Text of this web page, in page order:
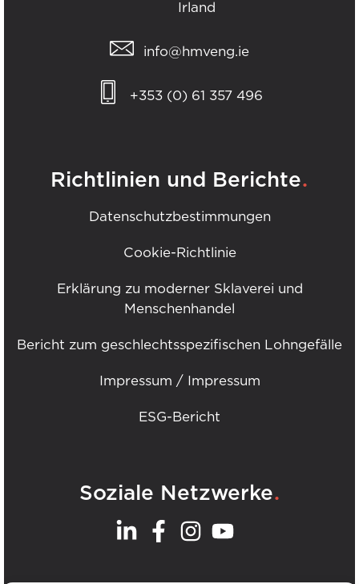
Irland
info@hmveng.ie
+353 (0) 61 357 496
Richtlinien und Berichte.
Datenschutzbestimmungen
Cookie-Richtlinie
Erklärung zu moderner Sklaverei und
Menschenhandel
Bericht zum geschlechtsspezifischen Lohngefälle
Impressum / Impressum
ESG-Bericht
Soziale Netzwerke.